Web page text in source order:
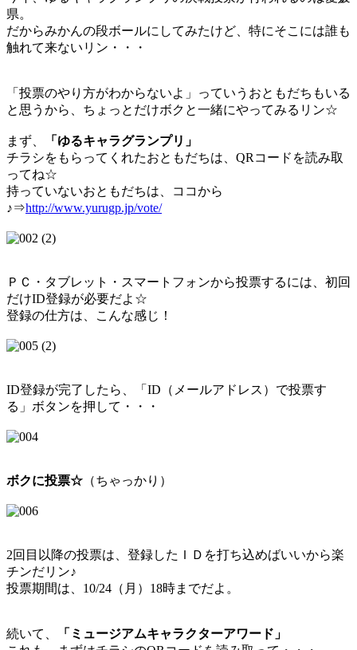
県。
だからみかんの段ボールにしてみたけど、特にそこには誰も
触れて来ないリン・・・
「投票のやり方がわからないよ」っていうおともだちもいる
と思うから、ちょっとだけボクと一緒にやってみるリン☆
まず、
「ゆるキャラグランプリ」
チラシをもらってくれたおともだちは、QRコードを読み取
ってね☆
持っていないおともだちは、ココから
♪⇒http://www.yurugp.jp/vote/
ＰＣ・タブレット・スマートフォンから投票するには、初回
だけID登録が必要だよ☆
登録の仕方は、こんな感じ！
ID登録が完了したら、「ID（メールアドレス）で投票す
る」ボタンを押して・・・
ボクに投票☆ （ちゃっかり）
2回目以降の投票は、登録したＩＤを打ち込めばいいから楽
チンだリン♪
投票期間は、10/24（月）18時までだよ。
続いて、
「ミュージアムキャラクターアワード」